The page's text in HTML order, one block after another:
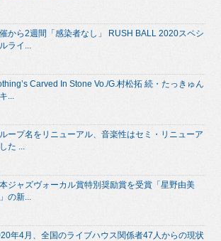
から2週間「感染者なし」 RUSH BALL 2020スペシ
ライ...
Carved In Stone Vo./G.村松拓 続・たっきゅん
...
ープ名をリニューアル、音楽性はセミ・リニューア
た ...
ジャズヴォーカル賞特別奨励賞を受賞「星野由美
の新...
年4月、全国のライブハウス関係者47人からの現状